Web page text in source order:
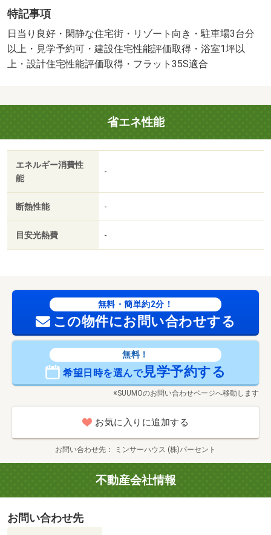
適合証明書・省エネルギー対策・年内引渡可
建築確認：有/NO.第ＨＰＡ－２６－０１０００－１号
販売戸数：1戸
特記事項
日当り良好・閑静な住宅街・リゾート向き・駐車場3台分
以上・見学予約可・建設住宅性能評価取得・浴室1坪以
上・設計住宅性能評価取得・フラット35S適合
省エネ性能
エネルギー消費性
能
-
断熱性能 -
目安光熱費 -
無料・簡単約2分！
この物件にお問い合わせする
無料！
希望日時を選んで見学予約する
※SUUMOのお問い合わせページへ移動します
お気に入りに追加する
お問い合わせ先 ミンサーハウス (株)パーセント
不動産会社情報
お問い合わせ先